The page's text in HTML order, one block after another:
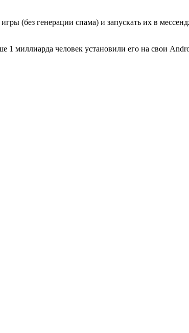
(без генерации спама) и запускать их в
человек установили его на свои